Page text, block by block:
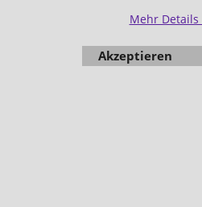
Mehr Details
Akzeptieren